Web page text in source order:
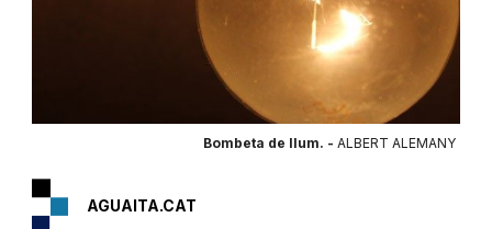
Bombeta de llum. - ALBERT ALEMANY
AGUAITA.CAT